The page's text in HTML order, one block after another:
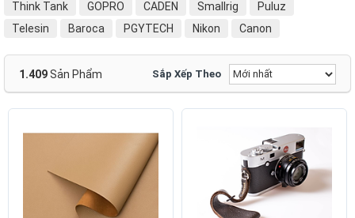
Think Tank
GOPRO CADEN Smallrig
Puluz
Telesin
Baroca PGYTECH Nikon
Canon
OPPO
POLAROID Samsung Ulanzi UURIG
Asus
Cammix
Crumpler Dell Elecom Kraft
MAGIX
CAMPINGMOON SUZIN
1.409Sản Phẩm Sắp Xếp Theo